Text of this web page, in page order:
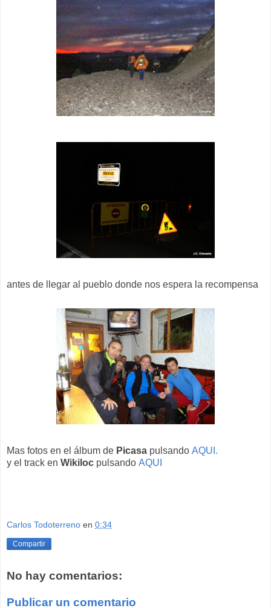
antes de llegar al pueblo donde nos espera la recompensa
Mas fotos en el álbum de Picasa pulsando AQUI.
y el track en Wikiloc pulsando AQUI
Carlos Todoterreno en 0:34
Compartir
No hay comentarios:
Publicar un comentario